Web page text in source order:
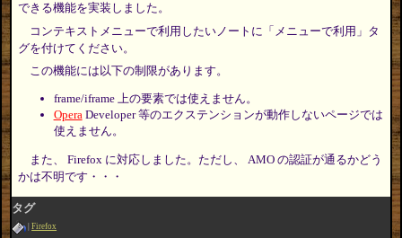
できる機能を実装しました。
コンテキストメニューで利用したいノートに「メニューで利用」タ
グを付けてください。
この機能には以下の制限があります。
frame/iframe 上の要素では使えません。
OperaDeveloper 等のエクステンションが動作しないページでは
使えません。
また、 Firefox に対応しました。ただし、 AMO の認証が通るかどう
かは不明です・・・
タグ
Firefox